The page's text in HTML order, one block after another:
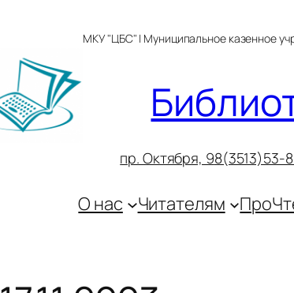
МКУ "ЦБС" | Муниципальное казенное
пр. Октября, 98(3513)53-
О нас Читателям